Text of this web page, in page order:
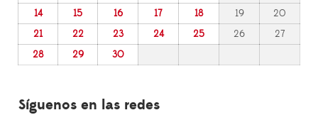
14
15 16 17 18 19
20
21
22 23 24 25 26
27
28
29 30
Síguenos en las redes